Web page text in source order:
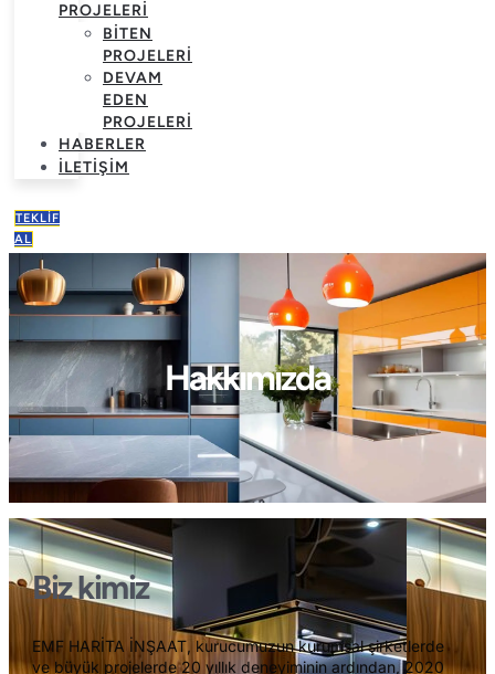
PROJELERI
BITEN
PROJELERI
DEVAM
EDEN
PROJELERI
HABERLER
İLETIŞIM
TEKLIF
AL
Hakkımızda
Biz kimiz
EMF HARİTA İNŞAAT, kurucumuzun kurumsal şirketlerde
ve büyük projelerde 20 yıllık deneyiminin ardından, 2020